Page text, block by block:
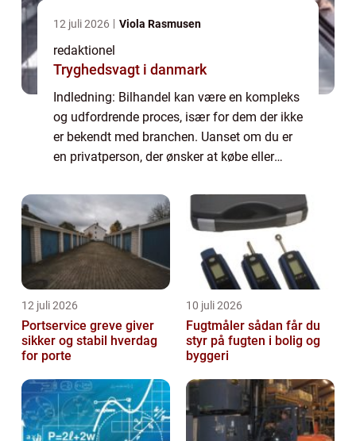
12 juli 2026 Viola Rasmusen
redaktionel
Tryghedsvagt i danmark
Indledning: Bilhandel kan være en kompleks
og udfordrende proces, især for dem der ikke
er bekendt med branchen. Uanset om du er
en privatperson, der ønsker at købe eller
der ønsker at udvide din flåde, e...
12 juli 2026
Portservice greve giver
sikker og stabil hverdag
for porte
10 juli 2026
Fugtmåler sådan får du
styr på fugten i bolig og
byggeri